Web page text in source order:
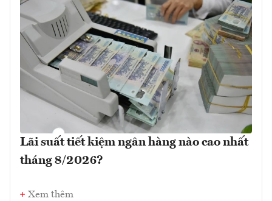
Lãi suất tiết kiệm ngân hàng nào cao nhất
tháng 8/2026?
Xem thêm